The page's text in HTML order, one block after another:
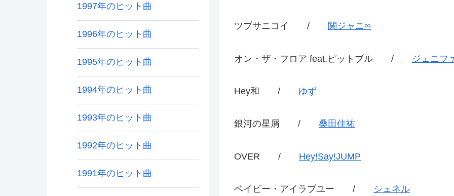
ツブサニコイ / 関ジャニ∞
オン・ザ・フロア feat.ピットブル / ジェニフ
Hey和 / ゆず
銀河の星屑 / 桑田佳祐
OVER / Hey!Say!JUMP
ベイビー・アイラブユー / シェネル
1997年のヒット曲
1996年のヒット曲
1995年のヒット曲
1994年のヒット曲
1993年のヒット曲
1992年のヒット曲
1991年のヒット曲